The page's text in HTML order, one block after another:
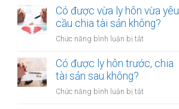
đất?
phạt
bao
bồi
thường
tổn
thất
thần
Có được vừa ly hôn vừa yêu
cầu chia tài sản không?
Chức năng bình luận bị tắt
được
hôn
Có được ly hôn trước, chia
tài sản sau không?
Chức năng bình luận bị tắt